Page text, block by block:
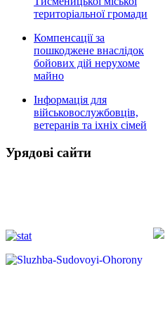
територіальної громади
Компенсації за
пошкоджене внаслідок
бойових дій нерухоме
майно
Інформація для
військовослужбовців,
ветеранів та іхніх сімей
Урядові сайти